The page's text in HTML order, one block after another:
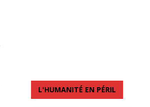
L'HUMANITÉ EN PÉRIL